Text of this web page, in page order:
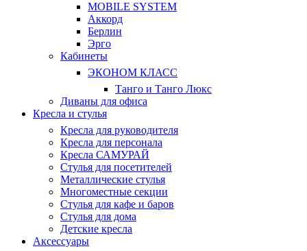
MOBILE SYSTEM
Аккорд
Берлин
Эрго
Кабинеты
ЭКОНОМ КЛАСС
Танго и Танго Люкс
Диваны для офиса
Кресла и стулья
Кресла для руководителя
Кресла для персонала
Кресла САМУРАЙ
Стулья для посетителей
Металлические стулья
Многоместные секции
Стулья для кафе и баров
Стулья для дома
Детские кресла
Аксессуары